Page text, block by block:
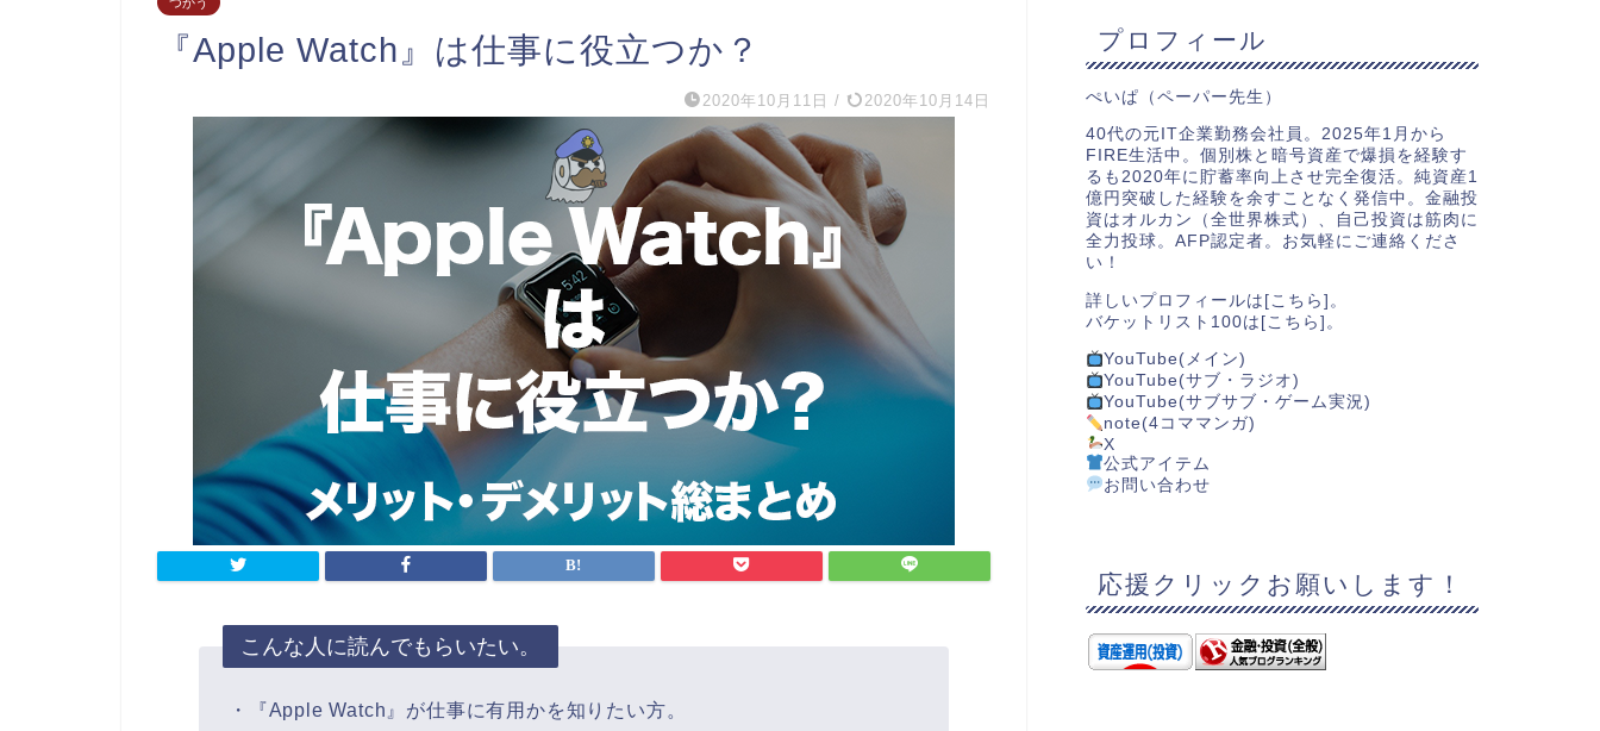
『Apple Watch』は仕事に役立つか？
2020年10月11日 / 2020年10月14日
こんな人に読んでもらいたい。
・『Apple Watch』が仕事に有用かを知りたい方。
プロフィール
ぺいぱ（ペーパー先生）
40代の元IT企業勤務会社員。2025年1月から
FIRE生活中。個別株と暗号資産で爆損を経験す
るも2020年に貯蓄率向上させ完全復活。純資産1
億円突破した経験を余すことなく発信中。金融投
資はオルカン（全世界株式）、自己投資は筋肉に
全力投球。AFP認定者。お気軽にご連絡くださ
い！
詳しいプロフィールは[ こちら ]。
バケットリスト100は[ こちら ]。
YouTube(メイン)
YouTube(サブ・ラジオ)
YouTube(サブサブ・ゲーム実況)
note(4コママンガ)
X
公式アイテム
お問い合わせ
応援クリックお願いします！